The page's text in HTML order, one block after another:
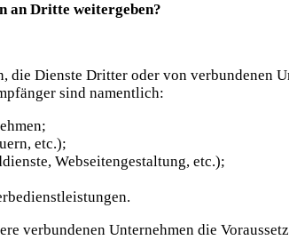
an Dritte weitergeben?
die Dienste Dritter oder von verbundenen
sind namentlich:
etc.);
Webseitengestaltung, etc.);
verbundenen Unternehmen die